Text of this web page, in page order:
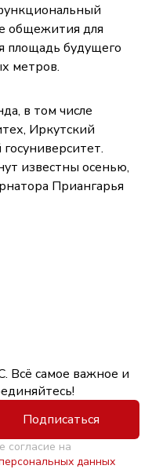
общежития для
площадь будущего
метров.
в том числе
Иркутский
известны осенью,
Приангарья
Всё самое важное и
Подписаться
согласие на
данных